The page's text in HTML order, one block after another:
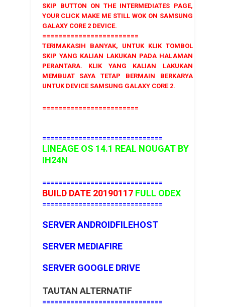
SKIP BUTTON ON THE INTERMEDIATES PAGE,
YOUR CLICK MAKE ME STILL WOK ON SAMSUNG
GALAXY CORE 2 DEVICE.
========================
TERIMAKASIH BANYAK, UNTUK KLIK TOMBOL
SKIP YANG KALIAN LAKUKAN PADA HALAMAN
PERANTARA. KLIK YANG KALIAN LAKUKAN
MEMBUAT SAYA TETAP BERMAIN BERKARYA
UNTUK DEVICE SAMSUNG GALAXY CORE 2.
========================
==============================
LINEAGE OS 14.1 REAL NOUGAT BY
IH24N
==============================
BUILD DATE 20190117 FULL ODEX
==============================
SERVER ANDROIDFILEHOST
SERVER MEDIAFIRE
SERVER GOOGLE DRIVE
TAUTAN ALTERNATIF
==============================